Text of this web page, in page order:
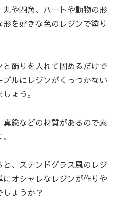
や四角、ハートや動物の形
を好きな色のレジンで塗り
飾りを入れて固めるだけで
ルにレジンがくっつかない
ょう。
鍮などの材質があるので素
、ステンドグラス風のレジ
オシャレなレジンが作りや
ょうか？